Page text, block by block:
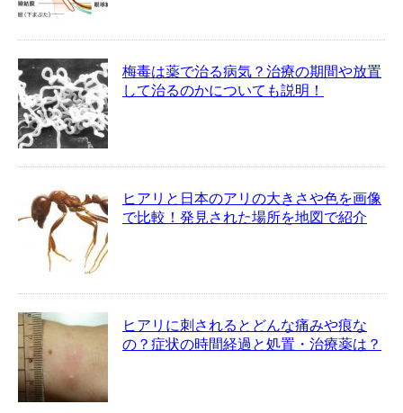
梅毒は薬で治る病気？治療の期間や放置
して治るのかについても説明！
ヒアリと日本のアリの大きさや色を画像
で比較！発見された場所を地図で紹介
ヒアリに刺されるとどんな痛みや痕な
の？症状の時間経過と処置・治療薬は？